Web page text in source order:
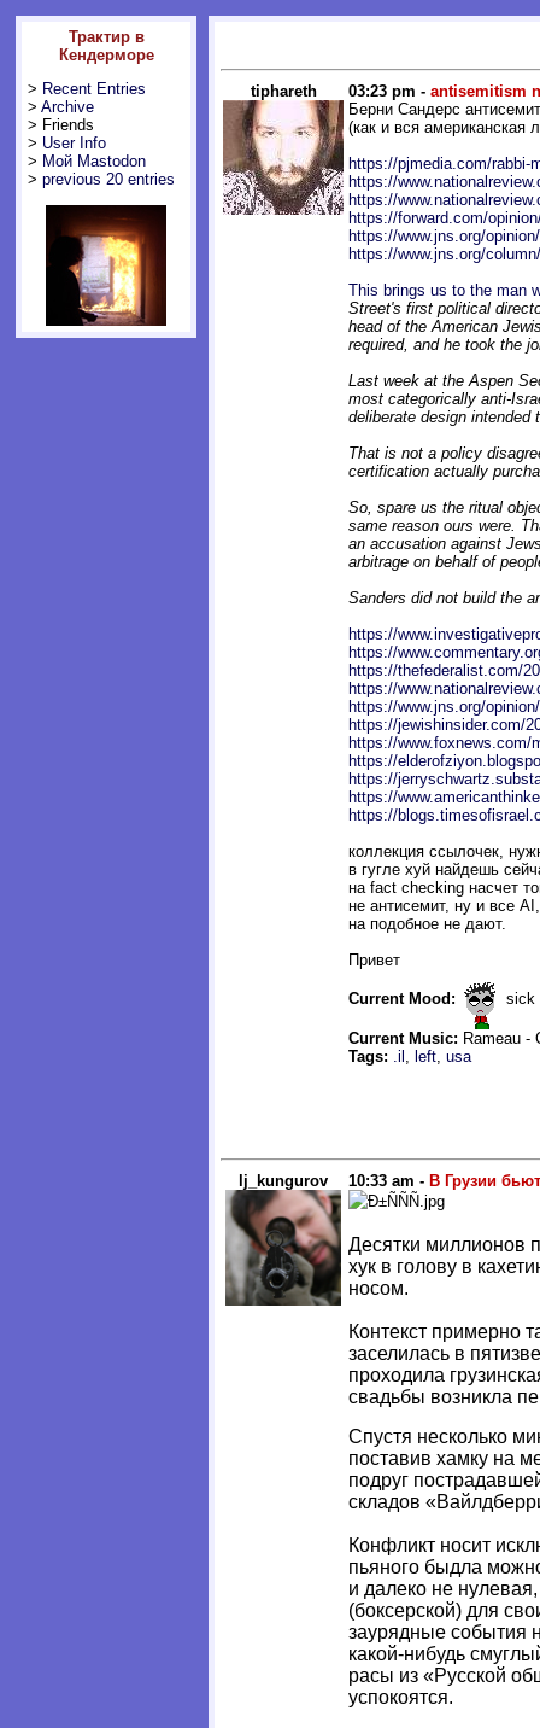
Трактир в
Кендерморе
> Recent Entries
> Archive
> Friends
> User Info
> Мой Mastodon
> previous 20 entries
tiphareth 03:23 pm - antisemitism
Берни Сандерс
(как и вся американская
https://pjmedia.com/rabbi-
https://
https://
https://forward.com/
https://www.jns.org/
https://www.jns.org/
This brings us to the man
Street's first political
head of the American
required, and he took the
Last week at the Aspen
most categorically anti-
deliberate design intended
That is not a policy
certification actually
So, spare us the ritual
same reason ours were.
an accusation against
arbitrage on behalf of
Sanders did not build the
https://
https://
https://thefederalist.com/
https://
https://www.jns.org/
https://jewishinsider.com/
https://www.foxnews.com/
https://
https://
https://
https://
коллекция ссылочек,
в гугле хуй найдешь
на fact checking насчет
не антисемит, ну и все
на подобное не дают.
Привет
Current Mood: sick
Current Music: Rameau -
Tags: .il left usa
lj_kungurov 10:33 am - В Грузии
Десятки миллионов
хук в голову в
носом.
Контекст примерно
заселилась в
проходила
свадьбы возникла
Спустя несколько
поставив хамку на
подруг
складов
Конфликт носит
пьяного быдла
и далеко не
(боксерской) для
заурядные события
какой-нибудь
расы из «Русской
успокоятся.